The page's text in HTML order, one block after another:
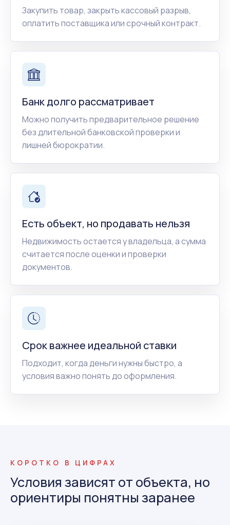
Закупить товар, закрыть кассовый разрыв,
оплатить поставщика или срочный контракт.
Банк долго рассматривает
Можно получить предварительное решение
без длительной банковской проверки и
лишней бюрократии.
Есть объект, но продавать нельзя
Недвижимость остается у владельца, а сумма
считается после оценки и проверки
документов.
Срок важнее идеальной ставки
Подходит, когда деньги нужны быстро, а
условия важно понять до оформления.
КОРОТКО В ЦИФРАХ
Условия зависят от объекта, но
ориентиры понятны заранее